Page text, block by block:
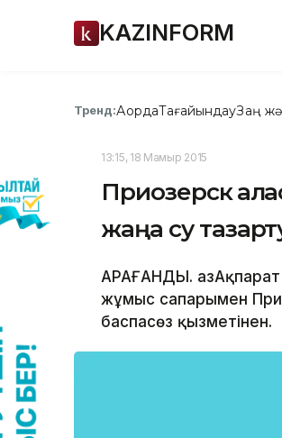
KAZINFORM
Тренд:АқордаТағайындауЗаң
13:15, 18 Мамыр 2015
Приозерск
жаңа су
ҚАРАҒАНДЫ.
жұмыс сапарымен
баспасөз қызметінен.